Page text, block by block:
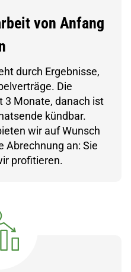
von Anfang
durch Ergebnisse,
Die
Monate, danach ist
kündbar.
wir auf Wunsch
Abrechnung an: Sie
profitieren.